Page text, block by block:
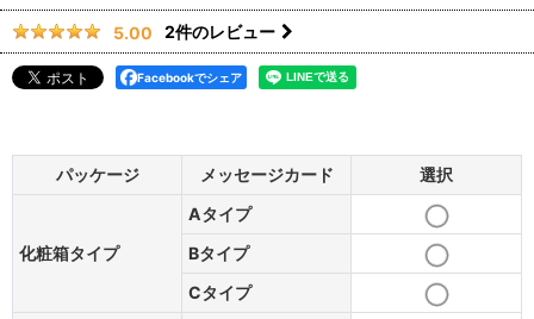
5.00 2件のレビュー
Facebookでシェア
パッケージ メッセージカード 選択
化粧箱タイプ
Aタイプ
Bタイプ
Cタイプ